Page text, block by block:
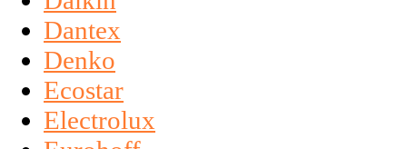
Dantex
Denko
Ecostar
Electrolux